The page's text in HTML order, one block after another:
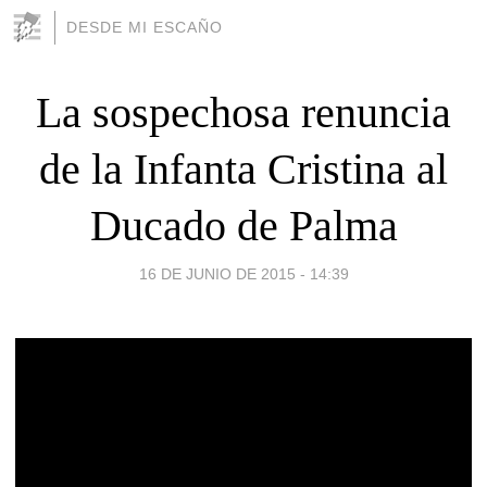
DESDE MI ESCAÑO
La sospechosa renuncia
de la Infanta Cristina al
Ducado de Palma
16 DE JUNIO DE 2015 - 14:39